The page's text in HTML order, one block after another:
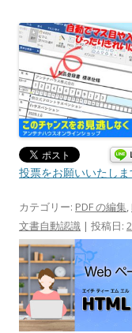
投票をお願いいたしま
カテゴリー: PDF の編集,
文書自動認識 | 投稿日: